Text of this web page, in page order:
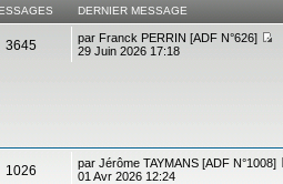
DERNIER MESSAGE
3645 par Franck PERRIN [ADF N°626]
29 Juin 2026 17:18
1026 parJérôme TAYMANS [ADF N°1008]
01 Avr 2026 12:24